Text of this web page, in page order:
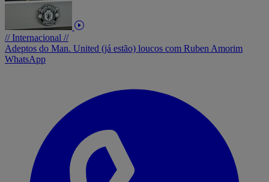
// Internacional //
Adeptos do Man. United (já estão) loucos com Ruben Amorim
WhatsApp